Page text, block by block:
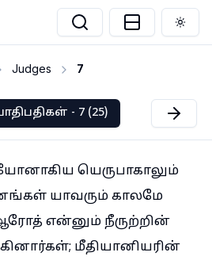
Judges 7
- 7 (25)
யெருபாகாலும்
யாவரும் காலமே
ஆரோத் என்னும் நீருற்றின்
மீதியானியரின்